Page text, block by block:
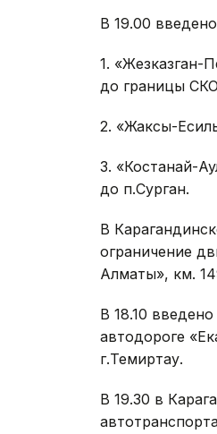
В 19.00
1. «Жезказган-
до границы
2. «Жаксы-
3. «Костанай-
до п.Сурган.
В
ограничение
Алматы», км.
В 18.10
автодороге
г.Темиртау.
В 19.30 в